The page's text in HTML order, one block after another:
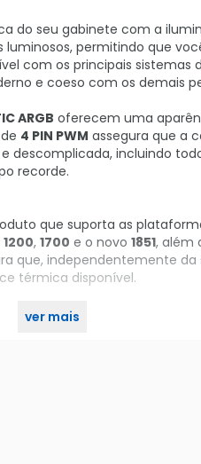
do seu gabinete com a
permitindo que
com os principais sistemas
e coeso com os demais
ARGB oferecem uma
4 PIN PWM assegura que a
descomplicada, incluindo
recorde.
que suporta as
1200, 1700 e o novo 1851, além
que, independentemente
térmica disponível.
ver mais